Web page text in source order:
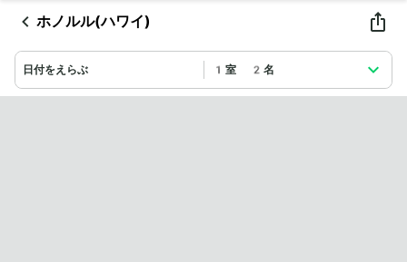
ホノルル(ハワイ)
日付をえらぶ 1室 2名